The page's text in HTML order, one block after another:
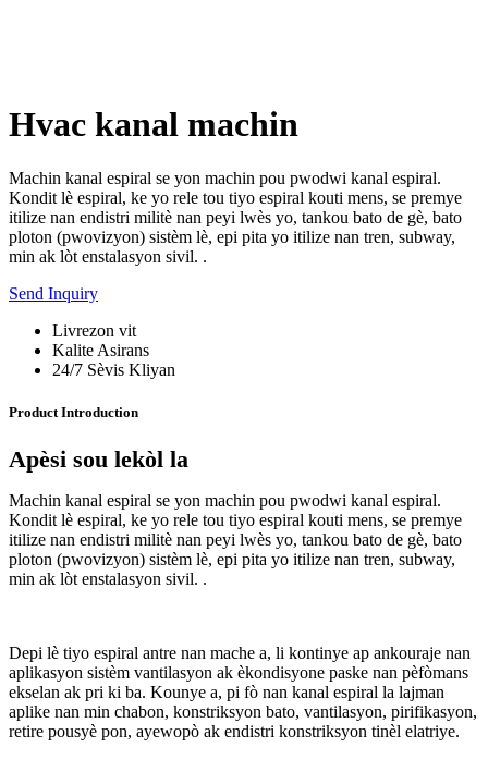
Hvac kanal machin
Machin kanal espiral se yon machin pou pwodwi kanal espiral.
Kondit lè espiral, ke yo rele tou tiyo espiral kouti mens, se premye
itilize nan endistri militè nan peyi lwès yo, tankou bato de gè, bato
ploton (pwovizyon) sistèm lè, epi pita yo itilize nan tren, subway,
min ak lòt enstalasyon sivil. .
Send Inquiry
Livrezon vit
Kalite Asirans
24/7 Sèvis Kliyan
Product Introduction
Apèsi sou lekòl la
Machin kanal espiral se yon machin pou pwodwi kanal espiral.
Kondit lè espiral, ke yo rele tou tiyo espiral kouti mens, se premye
itilize nan endistri militè nan peyi lwès yo, tankou bato de gè, bato
ploton (pwovizyon) sistèm lè, epi pita yo itilize nan tren, subway,
min ak lòt enstalasyon sivil. .
Depi lè tiyo espiral antre nan mache a, li kontinye ap ankouraje nan
aplikasyon sistèm vantilasyon ak èkondisyone paske nan pèfòmans
ekselan ak pri ki ba. Kounye a, pi fò nan kanal espiral la lajman
aplike nan min chabon, konstriksyon bato, vantilasyon, pirifikasyon,
retire pousyè pon, ayewopò ak endistri konstriksyon tinèl elatriye.